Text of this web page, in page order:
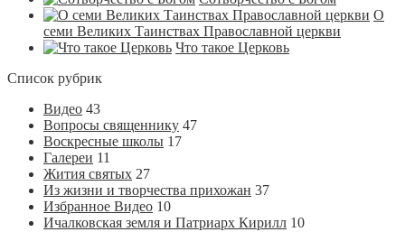
О
семи Великих Таинствах Православной церкви
Что такое Церковь
Список рубрик
Видео 43
Вопросы священнику 47
Воскресные школы 17
Галереи 11
Жития святых 27
Из жизни и творчества прихожан 37
Избранное Видео 10
Ичалковская земля и Патриарх Кирилл 10